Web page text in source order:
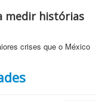
medir histórias
crises que o México